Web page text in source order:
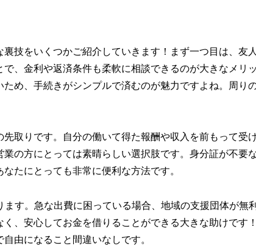
技をいくつかご紹介していきます！まず一つ目は、友
、金利や返済条件も柔軟に相談できるのが大きなメリ
め、手続きがシンプルで済むのが魅力ですよね。周り
取りです。自分の働いて得た報酬や収入を前もって受
の方にとっては素晴らしい選択肢です。身分証が不要
たにとっても非常に便利な方法です。
す。急な出費に困っている場合、地域の支援団体が無
、安心してお金を借りることができる大きな助けです
由になること間違いなしです。